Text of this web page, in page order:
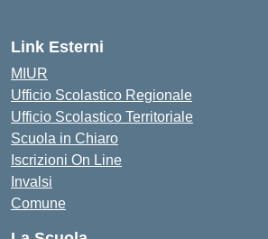
Link Esterni
MIUR
Ufficio Scolastico Regionale
Ufficio Scolastico Territoriale
Scuola in Chiaro
Iscrizioni On Line
Invalsi
Comune